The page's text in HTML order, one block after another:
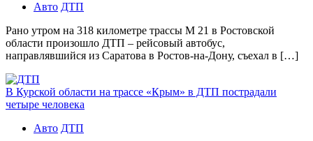
Авто ДТП
Рано утром на 318 километре трассы М 21 в Ростовской
области произошло ДТП – рейсовый автобус,
направлявшийся из Саратова в Ростов-на-Дону, съехал в […]
В Курской области на трассе «Крым» в ДТП пострадали
четыре человека
Авто ДТП